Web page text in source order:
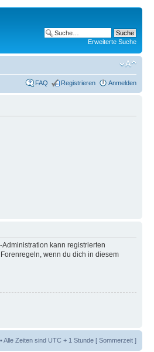
Erweiterte Suche
FAQ Registrieren Anmelden
kann registrierten
wenn du dich in diesem
• Alle Zeiten sind UTC + 1 Stunde [ Sommerzeit ]